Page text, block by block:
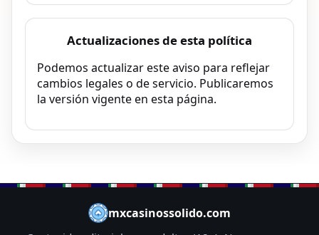
Actualizaciones de esta política
Podemos actualizar este aviso para reflejar
cambios legales o de servicio. Publicaremos
la versión vigente en esta página.
mxcasinossolido.com